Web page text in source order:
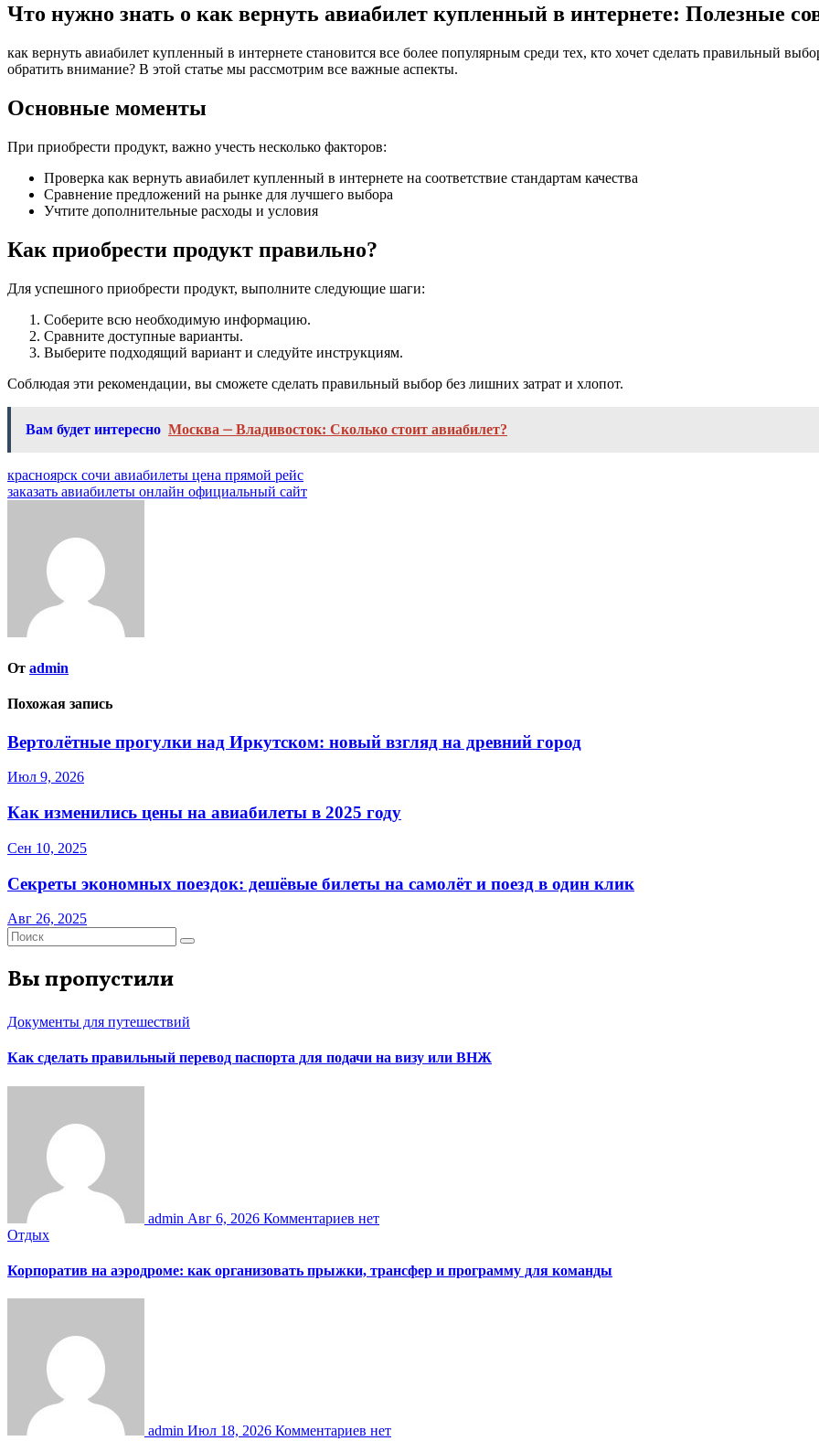
Что нужно знать о как вернуть авиабилет купленный в интернете: Полезные
как вернуть авиабилет купленный в интернете становится все более популярным среди тех, кто хочет сделать правильный выбор. Но как правильно приобрести продукт и на что стоит
обратить внимание? В этой статье мы рассмотрим все важные аспекты.
Основные моменты
При приобрести продукт, важно учесть несколько факторов:
Проверка как вернуть авиабилет купленный в интернете на соответствие стандартам качества
Сравнение предложений на рынке для лучшего выбора
Учтите дополнительные расходы и условия
Как приобрести продукт правильно?
Для успешного приобрести продукт, выполните следующие шаги:
Соберите всю необходимую информацию.
Сравните доступные варианты.
Выберите подходящий вариант и следуйте инструкциям.
Соблюдая эти рекомендации, вы сможете сделать правильный выбор без лишних затрат и хлопот.
Вам будет интересно Москва ⏤ Владивосток: Сколько стоит авиабилет?
Навигация
по
красноярск сочи авиабилеты цена прямой рейс
заказать авиабилеты онлайн официальный сайт
От admin
Похожая запись
Вертолётные прогулки над Иркутском: новый взгляд на древний город
Июл 9, 2026
Как изменились цены на авиабилеты в 2025 году
Сен 10, 2025
Секреты экономных поездок: дешёвые билеты на самолёт и поезд в один клик
Авг 26, 2025
Вы пропустили
Документы для путешествий
Как сделать правильный перевод паспорта для подачи на визу или ВНЖ
admin Авг 6, 2026 Комментариев нет
Отдых
Корпоратив на аэродроме: как организовать прыжки, трансфер и программу для команды
admin Июл 18, 2026 Комментариев нет